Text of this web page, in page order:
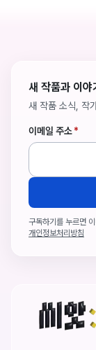
새 작품과 이
새 작품 소식, 작
이메일 주소*
구독하기를 누르면
개인정보처리방침
씨앗페 온라인 홈